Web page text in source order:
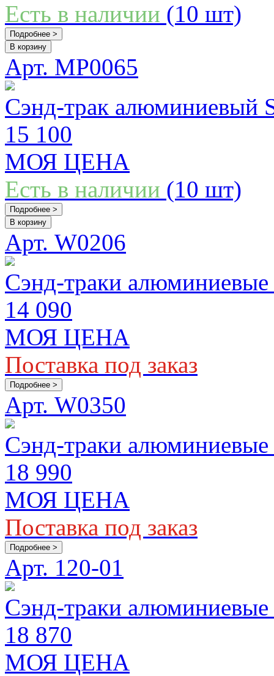
Есть в наличии (10 шт)
Подробнее >
В корзину
Арт. MP0065
Сэнд-трак алюминиевый
15 100
МОЯ ЦЕНА
Есть в наличии (10 шт)
Подробнее >
В корзину
Арт. W0206
Сэнд-траки
14 090
МОЯ ЦЕНА
Поставка под заказ
Подробнее >
Арт. W0350
Сэнд-траки
18 990
МОЯ ЦЕНА
Поставка под заказ
Подробнее >
Арт. 120-01
Сэнд-траки
18 870
МОЯ ЦЕНА